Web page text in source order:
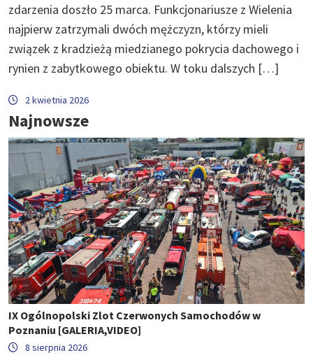
zdarzenia doszło 25 marca. Funkcjonariusze z Wielenia
najpierw zatrzymali dwóch mężczyzn, którzy mieli
związek z kradzieżą miedzianego pokrycia dachowego i
rynien z zabytkowego obiektu. W toku dalszych […]
2 kwietnia 2026
Najnowsze
IX Ogólnopolski Zlot Czerwonych Samochodów w
Poznaniu [GALERIA,VIDEO]
8 sierpnia 2026